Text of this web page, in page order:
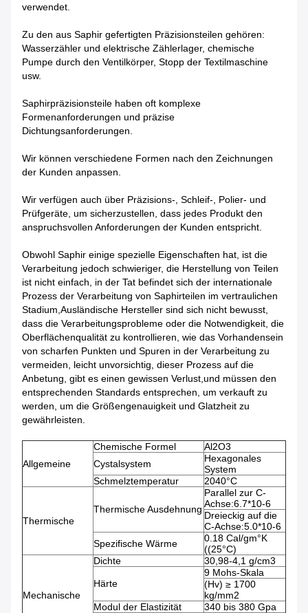
verwendet.
Zu den aus Saphir gefertigten Präzisionsteilen gehören:
Wasserzähler und elektrische Zählerlager, chemische
Pumpe durch den Ventilkörper, Stopp der Textilmaschine
usw.
Saphirpräzisionsteile haben oft komplexe
Formenanforderungen und präzise
Dichtungsanforderungen.
Wir können verschiedene Formen nach den Zeichnungen
der Kunden anpassen.
Wir verfügen auch über Präzisions-, Schleif-, Polier- und
Prüfgeräte, um sicherzustellen, dass jedes Produkt den
anspruchsvollen Anforderungen der Kunden entspricht.
Obwohl Saphir einige spezielle Eigenschaften hat, ist die
Verarbeitung jedoch schwieriger, die Herstellung von Teilen
ist nicht einfach, in der Tat befindet sich der internationale
Prozess der Verarbeitung von Saphirteilen im vertraulichen
Stadium,Ausländische Hersteller sind sich nicht bewusst,
dass die Verarbeitungsprobleme oder die Notwendigkeit, die
Oberflächenqualität zu kontrollieren, wie das Vorhandensein
von scharfen Punkten und Spuren in der Verarbeitung zu
vermeiden, leicht unvorsichtig, dieser Prozess auf die
Anbetung, gibt es einen gewissen Verlust,und müssen den
entsprechenden Standards entsprechen, um verkauft zu
werden, um die Größengenauigkeit und Glatzheit zu
gewährleisten.
Allgemeine
Chemische Formel
Al2O3
Cystalsystem
Hexagonales
System
Schmelztemperatur
2040°C
Thermische
Thermische Ausdehnung
Parallel zur C-
Achse:6.7*10-6
Dreieckig auf die
C-Achse:5.0*10-6
Spezifische Wärme
0.18 Cal/gm°K
((25°C)
Mechanische
Dichte 30,98-4,1 g/cm3
Härte
9 Mohs-Skala
(Hv) ≥ 1700
kg/mm2
Modul der Elastizität
340 bis 380 Gpa